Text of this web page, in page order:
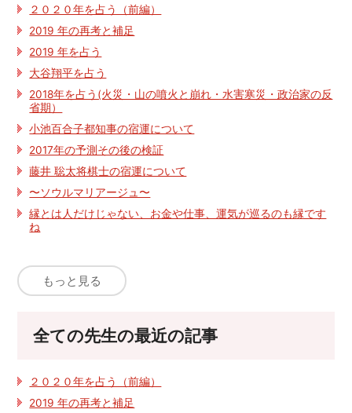
２０２０年を占う（前編）
2019 年の再考と補足
2019 年を占う
大谷翔平を占う
2018年を占う(火災・山の噴火と崩れ・水害寒災・政治家の反
省期）
小池百合子都知事の宿運について
2017年の予測その後の検証
藤井 聡太将棋士の宿運について
〜ソウルマリアージュ〜
縁とは人だけじゃない、お金や仕事、運気が巡るのも縁です
ね
もっと見る
全ての先生の最近の記事
２０２０年を占う（前編）
2019 年の再考と補足